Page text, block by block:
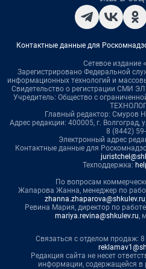
Контактные данные для
Сетевое издание
Зарегистрировано Федеральной
информационных технологий и
Свидетельство о регистрации СМИ
Учредитель: Общество с
Главный редактор: Смуров
Адрес редакции: 400005, г. Волгоград,
8 (8442)
Электронный адрес
Контактные данные для
Техподдержка:
По вопросам
Жапарова Жанна, менеджер по
zhanna.zhaparova@shkulev.ru
Ревина Мария, директор по
mariya.revina@shkulev.ru,
Связаться с отделом продаж:
Редакция сайта не несет
информации, содержащейся в